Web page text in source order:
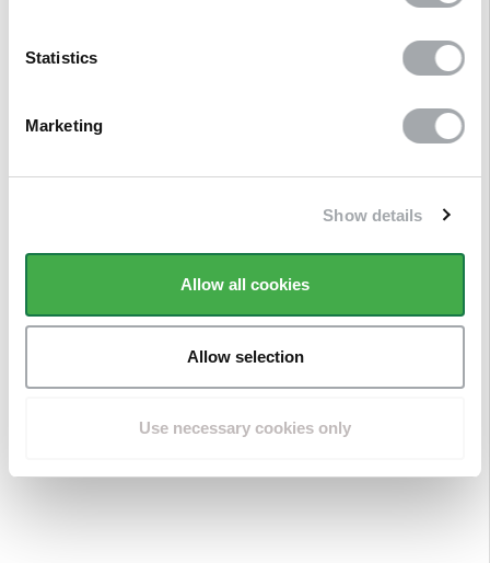
Statistics
Marketing
Show details
Allow all cookies
Allow selection
Use necessary cookies only
AVIS